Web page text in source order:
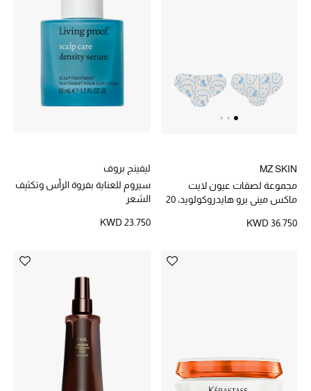
MZ SKIN
مجموعة لصقات عيون لايت
ماكس ميني برو هايدروكولويد، 20
KWD 36.750
ليفينج بروف
سيروم للعناية بفروة الرأس وتكثيف
الشعر
KWD 23.750